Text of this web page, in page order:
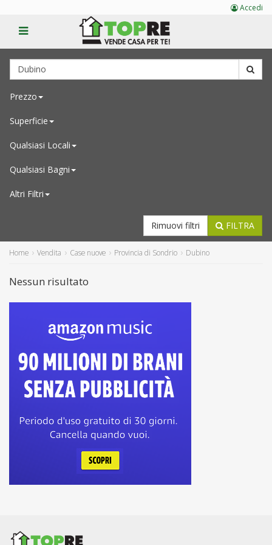
Prezzo
Superficie
Qualsiasi Locali
Qualsiasi Bagni
Altri Filtri
FILTRA
Rimuovi filtri
Home Vendita Case nuove Provincia di Sondrio Dubino
Nessun risultato
Accedi